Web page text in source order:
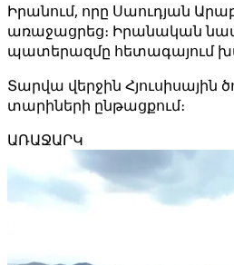
Իրանում, որը Սաուդյան
առաջացրեց։ Իրանական
պատերազմը հետագայում
Տարվա վերջին
տարիների ընթացքում։
ԱՌԱՋԱՐԿ